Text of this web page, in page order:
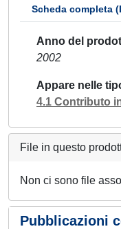
Scheda completa
Anno del
2002
Appare nelle
4.1 Contributo
File in questo
Non ci sono file
Pubblicazioni